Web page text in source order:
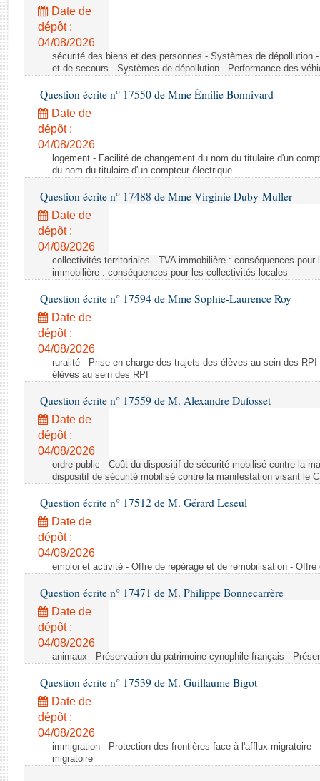
Rapports législatifs
Rapports sur l'application des lois
Baromètre de l’application des lois
Dossiers législatifs
Budget et sécurité sociale
Questions écrites et orales
Comptes rendus des débats
Date de
dépôt :
04/08/2026
sécurité des biens et des personnes - Systèmes de dépollution
et de secours - Systèmes de dépollution - Performance des
Question écrite n° 17550 de Mme Émilie Bonnivard
Date de
dépôt :
04/08/2026
logement - Facilité de changement du nom du titulaire d'un
du nom du titulaire d'un compteur électrique
Question écrite n° 17488 de Mme Virginie Duby-Muller
Date de
dépôt :
04/08/2026
collectivités territoriales - TVA immobilière : conséquences
immobilière : conséquences pour les collectivités locales
Question écrite n° 17594 de Mme Sophie-Laurence Roy
Date de
dépôt :
04/08/2026
ruralité - Prise en charge des trajets des élèves au sein des
élèves au sein des RPI
Question écrite n° 17559 de M. Alexandre Dufosset
Date de
dépôt :
04/08/2026
ordre public - Coût du dispositif de sécurité mobilisé contre la
dispositif de sécurité mobilisé contre la manifestation visant le
Question écrite n° 17512 de M. Gérard Leseul
Date de
dépôt :
04/08/2026
emploi et activité - Offre de repérage et de remobilisation -
Question écrite n° 17471 de M. Philippe Bonnecarrère
Date de
dépôt :
04/08/2026
animaux - Préservation du patrimoine cynophile français -
Question écrite n° 17539 de M. Guillaume Bigot
Date de
dépôt :
04/08/2026
immigration - Protection des frontières face à l'afflux migratoire
migratoire